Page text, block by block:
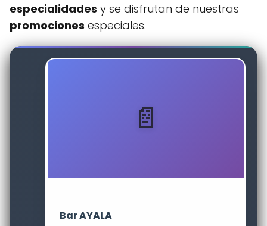
especialidades y se disfrutan de nuestras
promociones especiales.
Bar AYALA